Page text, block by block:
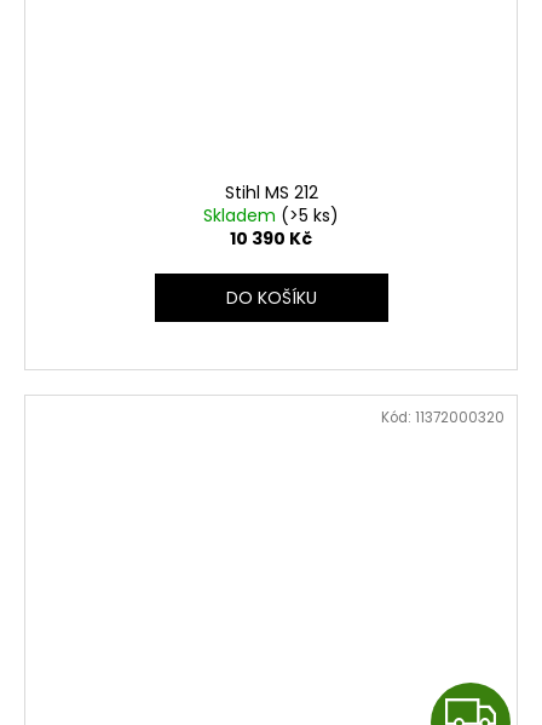
Stihl MS 212
Skladem (>5 ks)
10 390 Kč
DO KOŠÍKU
Z
Kód: 11372000320